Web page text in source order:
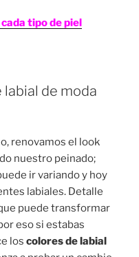
tipo de piel
labial de moda
renovamos el look
nuestro peinado;
ir variando y hoy
labiales. Detalle
puede transformar
eso si estabas
los colores de labial